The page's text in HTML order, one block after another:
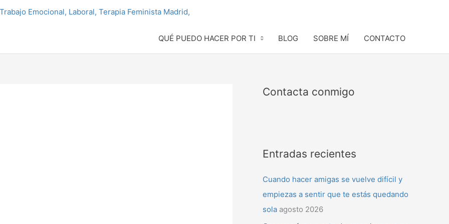
QUÉ PUEDO HACER POR TI BLOG SOBRE MÍ CONTACTO
Contacta conmigo
Entradas recientes
Cuando hacer amigas se vuelve difícil y
empiezas a sentir que te estás quedando
sola agosto 2026